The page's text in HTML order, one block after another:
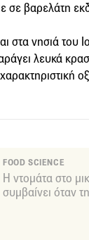
σε βαρελάτη
στα νησιά του
λευκά
FOOD SCIENCE
Η ντομάτα στο
συμβαίνει όταν